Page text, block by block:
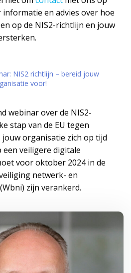
en advies over hoe
op de NIS2-richtlijn en jouw
NIS2 richtlijn – bereid jouw
voor!
webinar over de NIS2-
stap van de EU tegen
jouw organisatie zich op tijd
veiligere digitale
voor oktober 2024 in de
netwerk- en
zijn verankerd.